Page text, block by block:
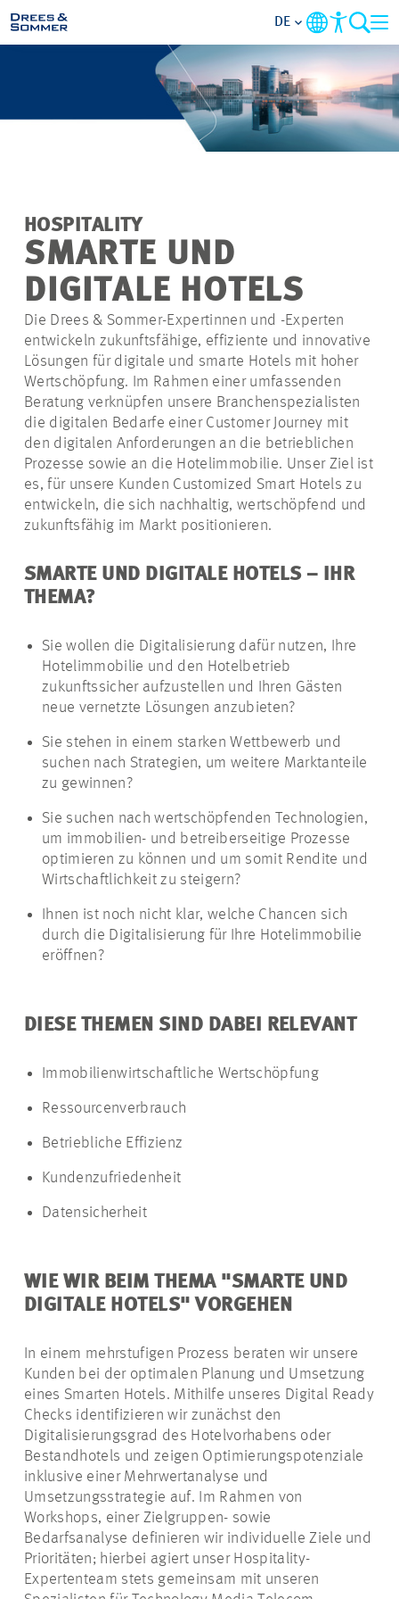
MARKETS
SERVICES
IM FOKUS
KARRIERE
PROJEKTE
KONTAKT
DE
HOSPITALITY
SMARTE UND
DIGITALE HOTELS
Die Drees & Sommer-Expertinnen und -Experten
entwickeln zukunftsfähige, effiziente und innovative
Lösungen für digitale und smarte Hotels mit hoher
Wertschöpfung. Im Rahmen einer umfassenden
Beratung verknüpfen unsere Branchenspezialisten
die digitalen Bedarfe einer Customer Journey mit
den digitalen Anforderungen an die betrieblichen
Prozesse sowie an die Hotelimmobilie. Unser Ziel ist
es, für unsere Kunden Customized Smart Hotels zu
entwickeln, die sich nachhaltig, wertschöpfend und
zukunftsfähig im Markt positionieren.
SMARTE UND DIGITALE HOTELS – IHR
THEMA?
Sie wollen die Digitalisierung dafür nutzen, Ihre
Hotelimmobilie und den Hotelbetrieb
zukunftssicher aufzustellen und Ihren Gästen
neue vernetzte Lösungen anzubieten?
Sie stehen in einem starken Wettbewerb und
suchen nach Strategien, um weitere Marktanteile
zu gewinnen?
Sie suchen nach wertschöpfenden Technologien,
um immobilien- und betreiberseitige Prozesse
optimieren zu können und um somit Rendite und
Wirtschaftlichkeit zu steigern?
Ihnen ist noch nicht klar, welche Chancen sich
durch die Digitalisierung für Ihre Hotelimmobilie
eröffnen?
DIESE THEMEN SIND DABEI RELEVANT
Immobilienwirtschaftliche Wertschöpfung
Ressourcenverbrauch
Betriebliche Effizienz
Kundenzufriedenheit
Datensicherheit
WIE WIR BEIM THEMA "SMARTE UND
DIGITALE HOTELS" VORGEHEN
In einem mehrstufigen Prozess beraten wir unsere
Kunden bei der optimalen Planung und Umsetzung
eines Smarten Hotels. Mithilfe unseres Digital Ready
Checks identifizieren wir zunächst den
Digitalisierungsgrad des Hotelvorhabens oder
Bestandhotels und zeigen Optimierungspotenziale
inklusive einer Mehrwertanalyse und
Umsetzungsstrategie auf. Im Rahmen von
Workshops, einer Zielgruppen- sowie
Bedarfsanalyse definieren wir individuelle Ziele und
Prioritäten; hierbei agiert unser Hospitality-
Expertenteam stets gemeinsam mit unseren